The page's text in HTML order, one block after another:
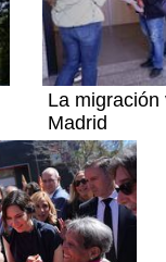
La migración
Madrid